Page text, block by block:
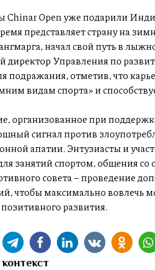
Chinar Open уже подарили
представляет страну на
начал свой путь в
директор Управления по
подражания, отметив, что
видам спорта» и
организованное при
сигнал против
апатии. Энтузиасты и
занятий спортом, общения
совета – проведение
чтобы максимально вовлечь
развития.